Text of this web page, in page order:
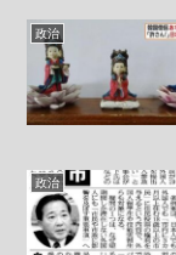
政治
政治